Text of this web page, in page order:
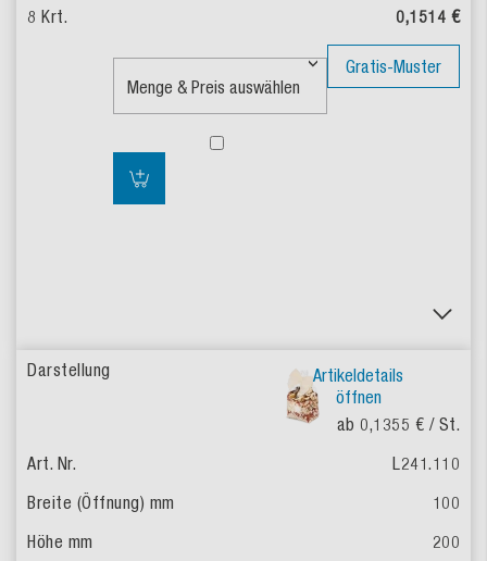
0,1514 €
Gratis-Muster
Artikeldetails
öffnen
ab 0,1355 € / St.
L241.110
100
200